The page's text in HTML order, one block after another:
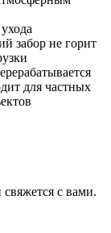
забор не горит
для частных
с вами.